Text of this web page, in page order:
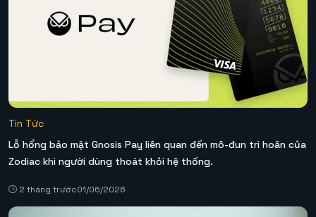
Tin Tức
Lỗ hổng bảo mật Gnosis Pay liên quan đến mô-đun trì hoãn của
Zodiac khi người dùng thoát khỏi hệ thống.
2 tháng trước01/06/2026